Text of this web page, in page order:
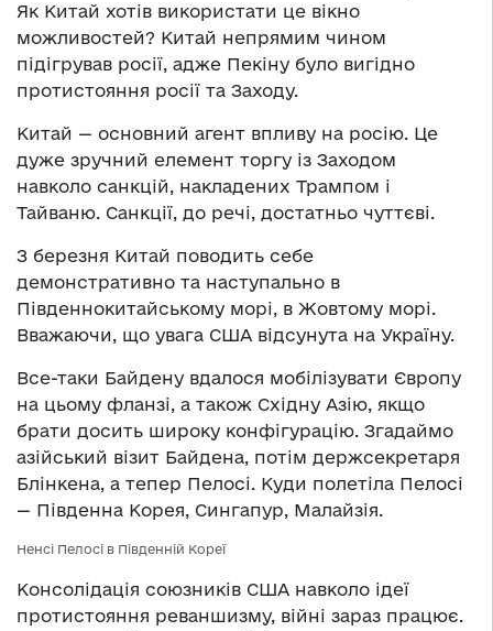
Як Китай хотів використати це вікно
можливостей? Китай непрямим чином
підігрував росії, адже Пекіну було вигідно
протистояння росії та Заходу.
Китай — основний агент впливу на росію. Це
дуже зручний елемент торгу із Заходом
навколо санкцій, накладених Трампом і
Тайваню. Санкції, до речі, достатньо чуттєві.
З березня Китай поводить себе
демонстративно та наступально в
Південнокитайському морі, в Жовтому морі.
Вважаючи, що увага США відсунута на Україну.
Все-таки Байдену вдалося мобілізувати Європу
на цьому фланзі, а також Східну Азію, якщо
брати досить широку конфігурацію. Згадаймо
азійський візит Байдена, потім держсекретаря
Блінкена, а тепер Пелосі. Куди полетіла Пелосі
— Південна Корея, Сингапур, Малайзія.
Ненсі Пелосі в Південній Кореї
Консолідація союзників США навколо ідеї
протистояння реваншизму, війні зараз працює.